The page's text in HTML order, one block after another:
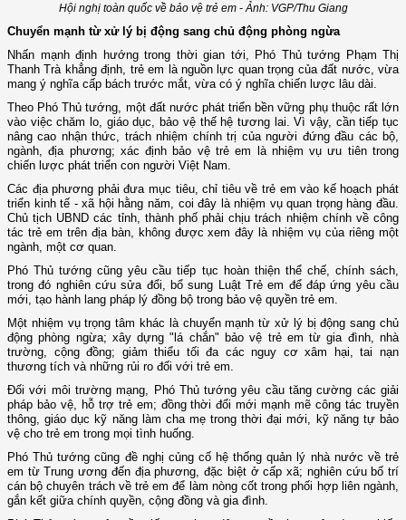
Hội nghị toàn quốc về bảo vệ trẻ em - Ảnh: VGP/Thu Giang
Chuyển mạnh từ xử lý bị động sang chủ động phòng ngừa
Nhấn mạnh định hướng trong thời gian tới, Phó Thủ tướng Phạm Thị
Thanh Trà khẳng định, trẻ em là nguồn lực quan trọng của đất nước, vừa
mang ý nghĩa cấp bách trước mắt, vừa có ý nghĩa chiến lược lâu dài.
Theo Phó Thủ tướng, một đất nước phát triển bền vững phụ thuộc rất lớn
vào việc chăm lo, giáo dục, bảo vệ thế hệ tương lai. Vì vậy, cần tiếp tục
nâng cao nhận thức, trách nhiệm chính trị của người đứng đầu các bộ,
ngành, địa phương; xác định bảo vệ trẻ em là nhiệm vụ ưu tiên trong
chiến lược phát triển con người Việt Nam.
Các địa phương phải đưa mục tiêu, chỉ tiêu về trẻ em vào kế hoạch phát
triển kinh tế - xã hội hằng năm, coi đây là nhiệm vụ quan trọng hàng đầu.
Chủ tịch UBND các tỉnh, thành phố phải chịu trách nhiệm chính về công
tác trẻ em trên địa bàn, không được xem đây là nhiệm vụ của riêng một
ngành, một cơ quan.
Phó Thủ tướng cũng yêu cầu tiếp tục hoàn thiện thể chế, chính sách,
trong đó nghiên cứu sửa đổi, bổ sung Luật Trẻ em để đáp ứng yêu cầu
mới, tạo hành lang pháp lý đồng bộ trong bảo vệ quyền trẻ em.
Một nhiệm vụ trọng tâm khác là chuyển mạnh từ xử lý bị động sang chủ
động phòng ngừa; xây dựng "lá chắn" bảo vệ trẻ em từ gia đình, nhà
trường, cộng đồng; giảm thiểu tối đa các nguy cơ xâm hại, tai nạn
thương tích và những rủi ro đối với trẻ em.
Đối với môi trường mạng, Phó Thủ tướng yêu cầu tăng cường các giải
pháp bảo vệ, hỗ trợ trẻ em; đồng thời đổi mới mạnh mẽ công tác truyền
thông, giáo dục kỹ năng làm cha mẹ trong thời đại mới, kỹ năng tự bảo
vệ cho trẻ em trong mọi tình huống.
Phó Thủ tướng cũng đề nghị củng cố hệ thống quản lý nhà nước về trẻ
em từ Trung ương đến địa phương, đặc biệt ở cấp xã; nghiên cứu bố trí
cán bộ chuyên trách về trẻ em để làm nòng cốt trong phối hợp liên ngành,
gắn kết giữa chính quyền, cộng đồng và gia đình.